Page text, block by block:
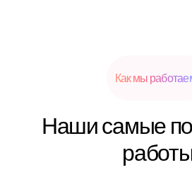
Как мы
Наши самые